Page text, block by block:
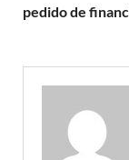
pedido de